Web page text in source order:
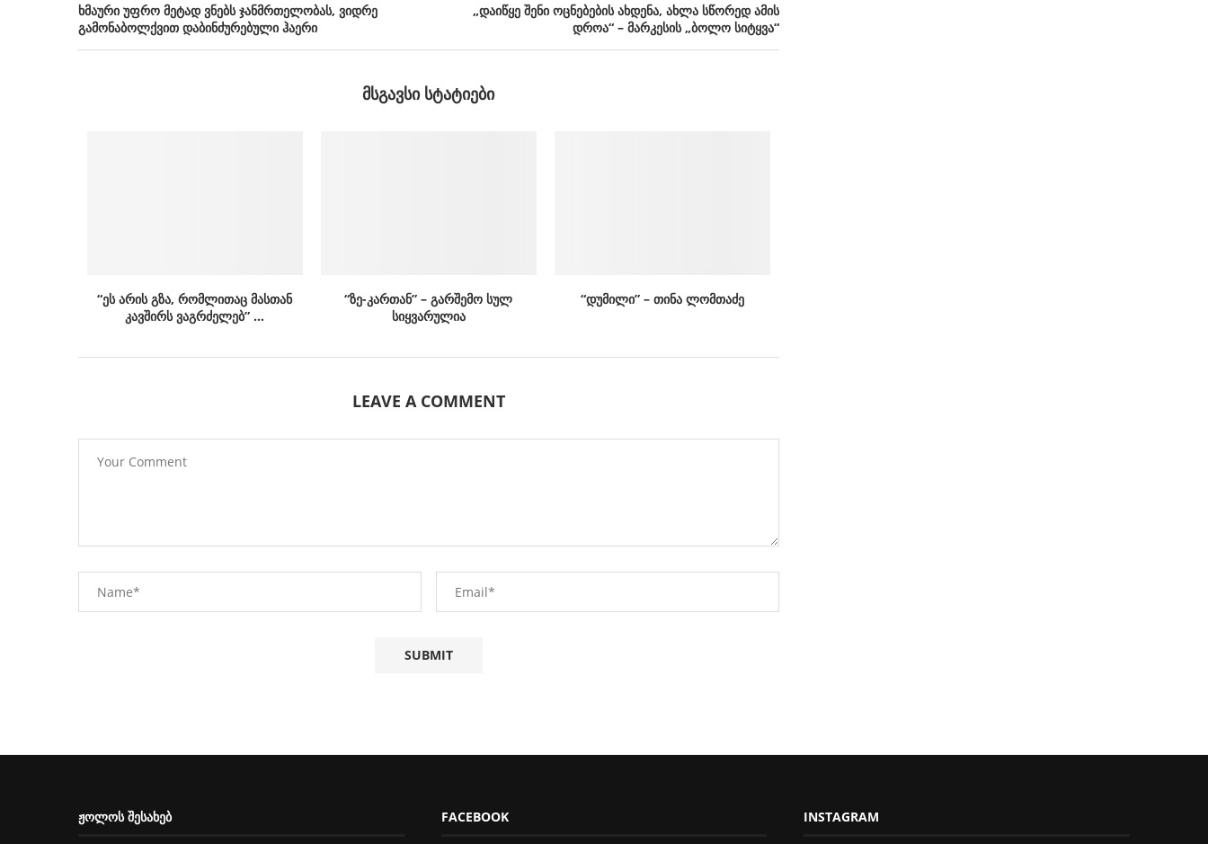
ხმაური უფრო მეტად ვნებს ჯანმრთელობას, ვიდრე
გამონაბოლქვით დაბინძურებული ჰაერი
„დაიწყე შენი ოცნებების ახდენა, ახლა სწორედ ამის
დროა“ – მარკესის „ბოლო სიტყვა“
ᲛᲡᲒᲐᲕᲡᲘ ᲡᲢᲐᲢᲘᲔᲑᲘ
“ეს არის გზა, რომლითაც მასთან
კავშირს ვაგრძელებ” …
“ზე-კართან” – გარშემო სულ
სიყვარულია
“დუმილი” – თინა ლომთაძე
LEAVE A COMMENT
ᲟᲝᲚᲝᲡ ᲨᲔᲡᲐᲮᲔᲑ FACEBOOK INSTAGRAM